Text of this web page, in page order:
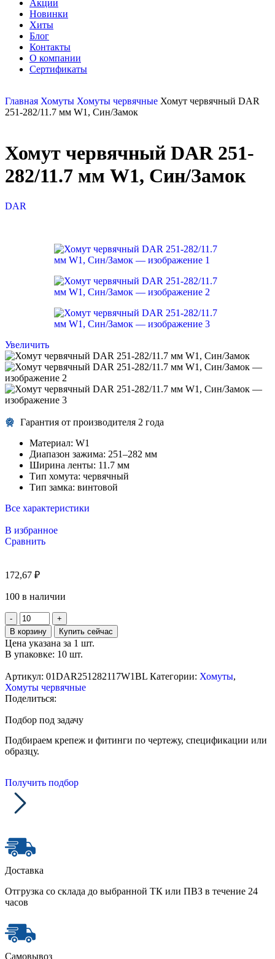
Акции
Новинки
Хиты
Блог
Контакты
О компании
Сертификаты
Главная Хомуты Хомуты червячные Хомут червячный DAR
251-282/11.7 мм W1, Син/Замок
Хомут червячный DAR 251-
282/11.7 мм W1, Син/Замок
DAR
Увеличить
Гарантия от производителя 2 года
Материал: W1
Диапазон зажима: 251–282 мм
Ширина ленты: 11.7 мм
Тип хомута: червячный
Тип замка: винтовой
Все характеристики
В избранное
Сравнить
172,67 ₽
100 в наличии
В корзину Купить сейчас
Цена указана за 1 шт.
В упаковке: 10 шт.
Артикул: 01DAR251282117W1BL Категории: Хомуты,
Хомуты червячные
Поделиться:
Подбор под задачу
Подбираем крепеж и фитинги по чертежу, спецификации или
образцу.
Получить подбор
Доставка
Отгрузка со склада до выбранной ТК или ПВЗ в течение 24
часов
Самовывоз